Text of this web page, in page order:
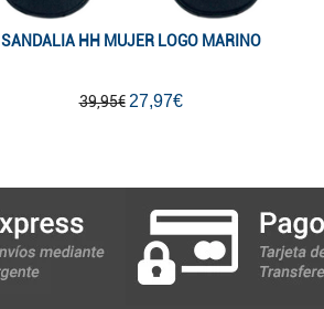
SANDALIA HH MUJER LOGO MARINO
39,95€ 27,97€